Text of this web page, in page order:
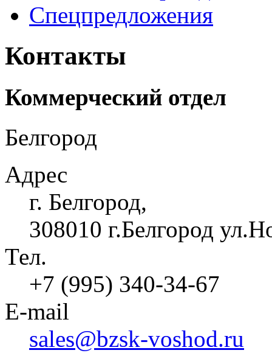
Спецпредложения
Контакты
Коммерческий отдел
Белгород
Адрес
г. Белгород,
308010 г.Белгород
Тел.
+7 (995) 340-34-67
E-mail
sales@bzsk-voshod.ru